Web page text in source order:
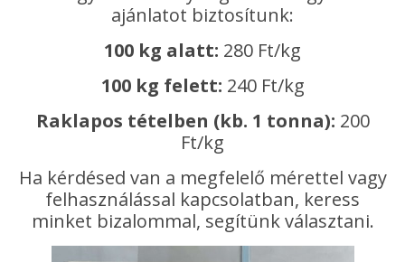
ajánlatot biztosítunk:
100 kg alatt: 280 Ft/kg
100 kg felett: 240 Ft/kg
Raklapos tételben (kb. 1 tonna): 200
Ft/kg
Ha kérdésed van a megfelelő mérettel vagy
felhasználással kapcsolatban, keress
minket bizalommal, segítünk választani.